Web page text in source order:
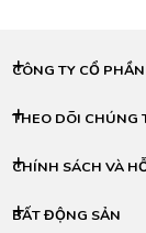
CÔNG TY CỔ
THEO DÕI CHÚNG
CHÍNH SÁCH VÀ
BẤT ĐỘNG SẢN